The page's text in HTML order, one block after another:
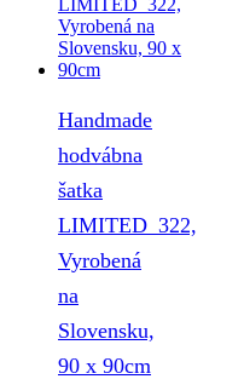
Handmade
hodvábna
šatka
LIMITED_322,
Vyrobená
na
Slovensku,
90 x 90cm